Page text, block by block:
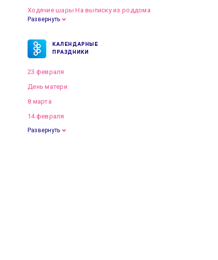
Ходячие шары На выписку из роддома
Развернуть
КАЛЕНДАРНЫЕ
ПРАЗДНИКИ
23 февраля
День матери
8 марта
14 февраля
Развернуть